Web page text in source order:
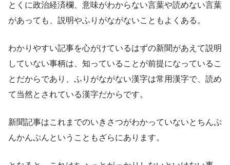
とくに政治経済欄、意味がわからない言葉や読めない言葉
があっても、説明やふりがながないこともよくある。
わかりやすい記事を心がけているはずの新聞があえて説明
していない事柄は、知っていることが前提になっているこ
とだからであり、ふりがながない漢字は常用漢字で、読め
て当然とされている漢字だからです。
新聞記事はこれまでのいきさつがわかっていないとちんぷ
んかんぷんということもざらにあります。